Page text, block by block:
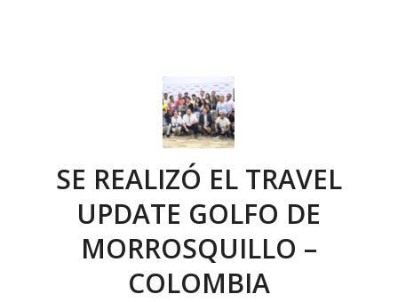
SE REALIZÓ EL TRAVEL
UPDATE GOLFO DE
MORROSQUILLO –
COLOMBIA